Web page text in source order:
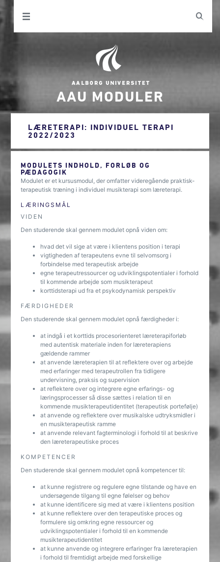
AAU MODULER
LÆRETERAPI: INDIVIDUEL TERAPI
2022/2023
MODULETS INDHOLD, FORLØB OG
PÆDAGOGIK
Modulet er et kursusmodul, der omfatter videregående praktisk-
terapeutisk træning i individuel musikterapi som læreterapi.
LÆRINGSMÅL
VIDEN
Den studerende skal gennem modulet opnå viden om:
hvad det vil sige at være i klientens position i terapi
vigtigheden af terapeutens evne til selvomsorg i
forbindelse med terapeutisk arbejde
egne terapeutressourcer og udviklingspotentialer i forhold
til kommende arbejde som musikterapeut
korttidsterapi ud fra et psykodynamisk perspektiv
FÆRDIGHEDER
Den studerende skal gennem modulet opnå færdigheder i:
at indgå i et korttids procesorienteret læreterapiforløb
med autentisk materiale inden for læreterapiens
gældende rammer
at anvende læreterapien til at reflektere over og arbejde
med erfaringer med terapeutrollen fra tidligere
undervisning, praksis og supervision
at reflektere over og integrere egne erfarings- og
læringsprocesser så disse sættes i relation til en
kommende musikterapeutidentitet (terapeutisk portefølje)
at anvende og reflektere over musikalske udtryksmidler i
en musikterapeutisk ramme
at anvende relevant fagterminologi i forhold til at beskrive
den læreterapeutiske proces
KOMPETENCER
Den studerende skal gennem modulet opnå kompetencer til:
at kunne registrere og regulere egne tilstande og have en
undersøgende tilgang til egne følelser og behov
at kunne identificere sig med at være i klientens position
at kunne reflektere over den terapeutiske proces og
formulere sig omkring egne ressourcer og
udviklingspotentialer i forhold til en kommende
musikterapeutidentitet
at kunne anvende og integrere erfaringer fra læreterapien
i forhold til fremtidigt arbejde med forskellige